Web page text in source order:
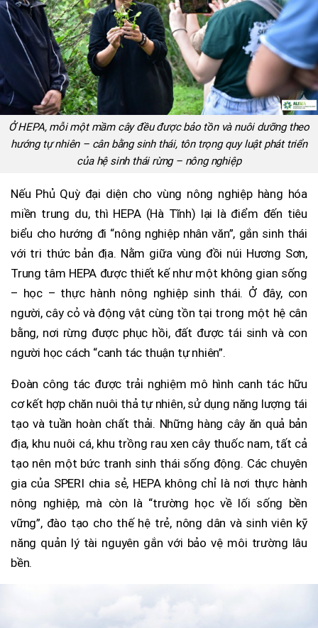
Ở HEPA, mỗi một mầm cây đều được bảo tồn và nuôi dưỡng theo
hướng tự nhiên – cân bằng sinh thái, tôn trọng quy luật phát triển
của hệ sinh thái rừng – nông nghiệp
Nếu Phủ Quỳ đại diện cho vùng nông nghiệp hàng hóa
miền trung du, thì HEPA (Hà Tĩnh) lại là điểm đến tiêu
biểu cho hướng đi “nông nghiệp nhân văn”, gắn sinh thái
với tri thức bản địa. Nằm giữa vùng đồi núi Hương Sơn,
Trung tâm HEPA được thiết kế như một không gian sống
– học – thực hành nông nghiệp sinh thái. Ở đây, con
người, cây cỏ và động vật cùng tồn tại trong một hệ cân
bằng, nơi rừng được phục hồi, đất được tái sinh và con
người học cách “canh tác thuận tự nhiên”.
Đoàn công tác được trải nghiệm mô hình canh tác hữu
cơ kết hợp chăn nuôi thả tự nhiên, sử dụng năng lượng tái
tạo và tuần hoàn chất thải. Những hàng cây ăn quả bản
địa, khu nuôi cá, khu trồng rau xen cây thuốc nam, tất cả
tạo nên một bức tranh sinh thái sống động. Các chuyên
gia của SPERI chia sẻ, HEPA không chỉ là nơi thực hành
nông nghiệp, mà còn là “trường học về lối sống bền
vững”, đào tạo cho thế hệ trẻ, nông dân và sinh viên kỹ
năng quản lý tài nguyên gắn với bảo vệ môi trường lâu
bền.